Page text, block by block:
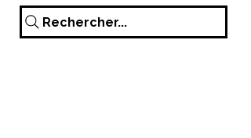
Rechercher...